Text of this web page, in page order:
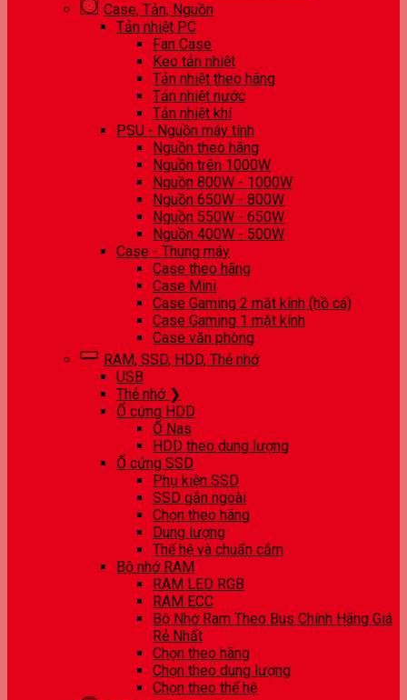
Case, Tản, Nguồn
Tản nhiệt PC
Fan Case
Keo tản nhiệt
Tản nhiệt theo hãng
Tản nhiệt nước
Tản nhiệt khí
PSU - Nguồn máy tính
Nguồn theo hãng
Nguồn trên 1000W
Nguồn 800W - 1000W
Nguồn 650W - 800W
Nguồn 550W - 650W
Nguồn 400W - 500W
Case - Thùng máy
Case theo hãng
Case Mini
Case Gaming 2 mặt kính (hồ cá)
Case Gaming 1 mặt kính
Case văn phòng
RAM, SSD, HDD, Thẻ nhớ
USB
Thẻ nhớ ❯
Ổ cứng HDD
Ổ Nas
HDD theo dung lượng
Ổ cứng SSD
Phụ kiện SSD
SSD gắn ngoài
Chọn theo hãng
Dung lượng
Thế hệ và chuẩn cắm
Bộ nhớ RAM
RAM LED RGB
RAM ECC
Bộ Nhớ Ram Theo Bus Chính Hãng Giá
Rẻ Nhất
Chọn theo hãng
Chọn theo dung lượng
Chọn theo thế hệ